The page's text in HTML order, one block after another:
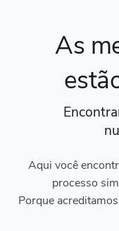
As
Aqui você
processo
Porque